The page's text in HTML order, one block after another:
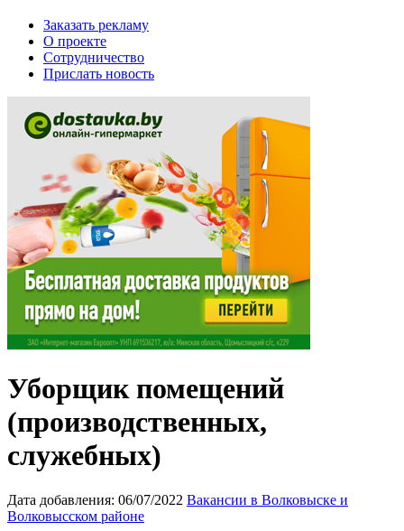
Заказать рекламу
О проекте
Сотрудничество
Прислать новость
Уборщик помещений
(производственных,
служебных)
Дата добавления: 06/07/2022 Вакансии в Волковыске и
Волковысском районе